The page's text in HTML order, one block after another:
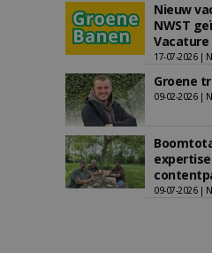
Nieuw
NWST
17-07-2026 |
Groene
09-02-2026 |
09-07-2026 |